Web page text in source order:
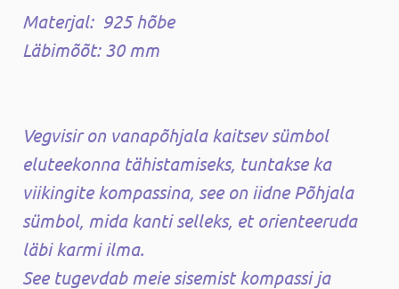
Materjal: 925 hõbe
Läbimõõt: 30 mm
Vegvisir on vanapõhjala kaitsev sümbol
eluteekonna tähistamiseks, tuntakse ka
viikingite kompassina, see on iidne Põhjala
sümbol, mida kanti selleks, et orienteeruda
läbi karmi ilma.
See tugevdab meie sisemist kompassi ja